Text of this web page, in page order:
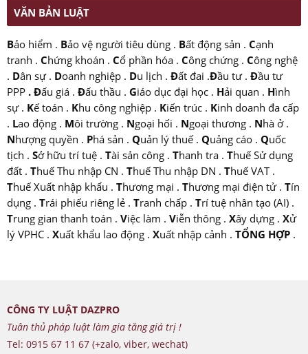
VĂN BẢN LUẬT
Bảo hiểm . Bảo vệ người tiêu dùng . Bất động sản . Cạnh
tranh . Chứng khoán . Cổ phần hóa . Công chứng . Công nghệ
. Dân sự. Doanh nghiệp . Du lịch . Đất đai .Đầu tư. Đầu tư
PPP .Đấu giá . Đấu thầu . Giáo dục đại học . Hải quan . Hình
sự. Kế toán . Khu công nghiệp . Kiến trúc . Kinh doanh đa cấp
. Lao động . Môi trường . Ngoại hối . Ngoại thương . Nhà ở.
Nhượng quyền . Phá sản . Quản lý thuế . Quảng cáo . Quốc
tịch . Sở hữu trí tuệ . Tài sản công . Thanh tra . Thuế Sử dụng
đất . Thuế Thu nhập CN . Thuế Thu nhập DN . Thuế VAT.
Thuế Xuất nhập khẩu . Thương mại . Thương mại điện tử. Tín
dụng . Trái phiếu riêng lẻ . Tranh chấp . Trí tuệ nhân tạo (AI) .
Trung gian thanh toán . Việc làm . Viễn thông . Xây dựng . Xử
lý VPHC . Xuất khẩu lao động . Xuất nhập cảnh . TỔNG HỢP .
CÔNG TY LUẬT DAZPRO
Tuân thủ pháp luật làm gia tăng giá trị !
Tel: 0915 67 11 67 (+zalo, viber, wechat)